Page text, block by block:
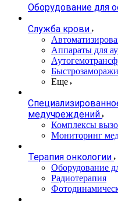
Оборудование для
Служба крови
Аппараты для
Еще
медучреждений
Комплексы
Мониторинг
Терапия онкологии
Оборудование
Радиотерапия